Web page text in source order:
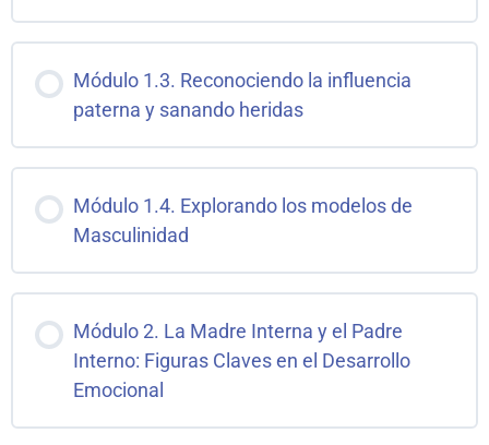
Módulo 1.3. Reconociendo la influencia
paterna y sanando heridas
Módulo 1.4. Explorando los modelos de
Masculinidad
Módulo 2. La Madre Interna y el Padre
Interno: Figuras Claves en el Desarrollo
Emocional